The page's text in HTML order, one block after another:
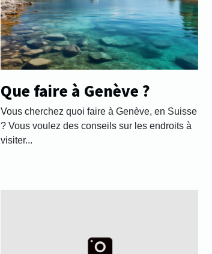
Que faire à Genève ?
Vous cherchez quoi faire à Genève, en Suisse
? Vous voulez des conseils sur les endroits à
visiter...